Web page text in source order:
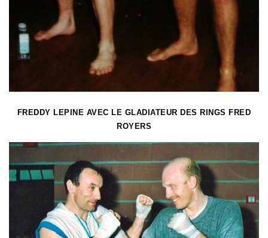
FREDDY LEPINE AVEC LE GLADIATEUR DES RINGS FRED
ROYERS